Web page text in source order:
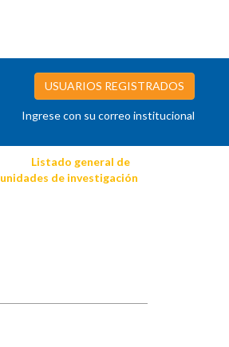
USUARIOS REGISTRADOS
Ingrese con su correo institucional
Listado general de
unidades de investigación